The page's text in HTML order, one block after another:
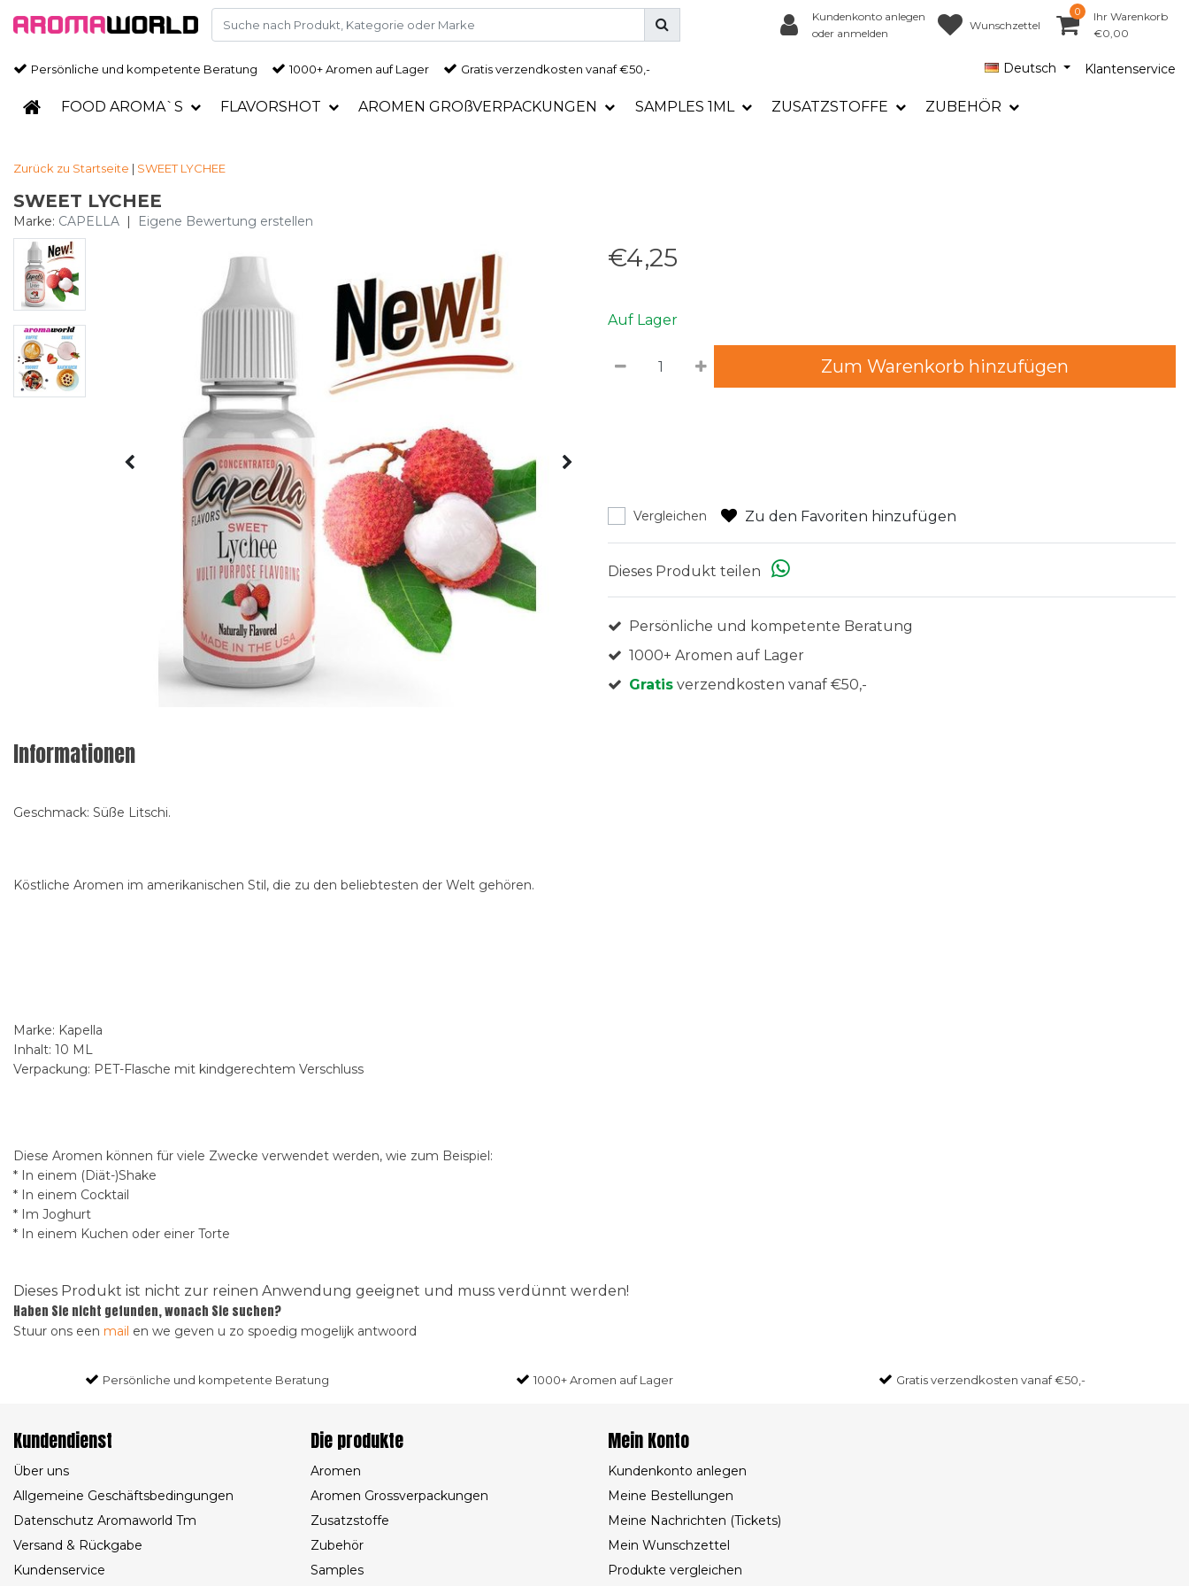
Kundenkonto anlegen
oder anmelden
Wunschzettel
0
Ihr Warenkorb
€0,00
Persönliche und kompetente Beratung 1000+ Aromen auf Lager Gratisverzendkosten vanaf €50,- Deutsch Klantenservice
FOOD AROMA`S FLAVORSHOT AROMEN GROßVERPACKUNGEN SAMPLES 1ML ZUSATZSTOFFE ZUBEHÖR
Zurück zu Startseite | SWEET LYCHEE
SWEET LYCHEE
Marke: CAPELLA | Eigene Bewertung erstellen
€4,25
Auf Lager
Zum Warenkorb hinzufügen
Vergleichen Zu den Favoriten hinzufügen
Dieses Produkt teilen
Persönliche und kompetente Beratung
1000+ Aromen auf Lager
Gratis verzendkosten vanaf €50,-
Informationen
Geschmack: Süße Litschi.
Köstliche Aromen im amerikanischen Stil, die zu den beliebtesten der Welt gehören.
Marke: Kapella
Inhalt: 10 ML
Verpackung: PET-Flasche mit kindgerechtem Verschluss
Diese Aromen können für viele Zwecke verwendet werden, wie zum Beispiel:
* In einem (Diät-)Shake
* In einem Cocktail
* Im Joghurt
* In einem Kuchen oder einer Torte
Dieses Produkt ist nicht zur reinen Anwendung geeignet und muss verdünnt werden!
Haben Sie nicht gefunden, wonach Sie suchen?
Stuur ons een mail en we geven u zo spoedig mogelijk antwoord
Persönliche und kompetente Beratung 1000+ Aromen auf Lager Gratisverzendkosten vanaf €50,-
Kundendienst
Über uns
Allgemeine Geschäftsbedingungen
Datenschutz Aromaworld Tm
Versand & Rückgabe
Kundenservice
Die produkte
Aromen
Aromen Grossverpackungen
Zusatzstoffe
Zubehör
Samples
Mein Konto
Kundenkonto anlegen
Meine Bestellungen
Meine Nachrichten (Tickets)
Mein Wunschzettel
Produkte vergleichen